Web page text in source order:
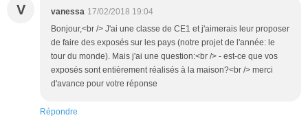
V vanessa 17/02/2018 19:04
Bonjour,<br /> J'ai une classe de CE1 et j'aimerais leur proposer
de faire des exposés sur les pays (notre projet de l'année: le
tour du monde). Mais j'ai une question:<br /> - est-ce que vos
exposés sont entièrement réalisés à la maison?<br /> merci
d'avance pour votre réponse
Répondre